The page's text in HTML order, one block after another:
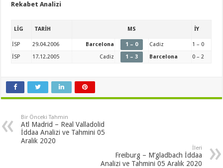
Rekabet Analizi
LİG TARİH MS İY
İSP 29.04.2006 Barcelona 1 – 0 Cadiz
1 – 0
İSP
17.12.2005 Cadiz 1 – 3 Barcelona 0 – 2
Bir Önceki Tahmin
Atl Madrid – Real Valladolid
İddaa Analizi ve Tahmini 05
Aralık 2020
İleri
Freiburg – M’gladbach İddaa
Analizi ve Tahmini 05 Aralık 2020